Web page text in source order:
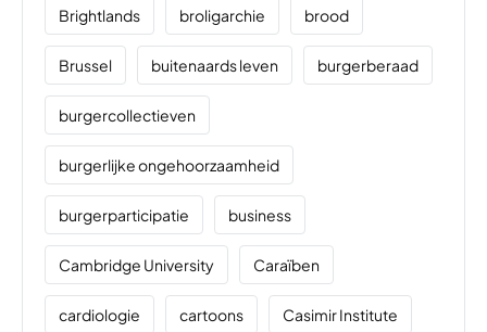
Brightlands broligarchie brood
Brussel buitenaards leven burgerberaad
burgercollectieven
burgerlijke ongehoorzaamheid
burgerparticipatie business
Cambridge University Caraïben
cardiologie cartoons Casimir Institute